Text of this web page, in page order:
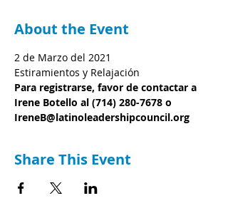
About the Event
2 de Marzo del 2021
Estiramientos y Relajación
Para registrarse, favor de contactar a
Irene Botello al (714) 280-7678 o
IreneB@latinoleadershipcouncil.org
Share This Event